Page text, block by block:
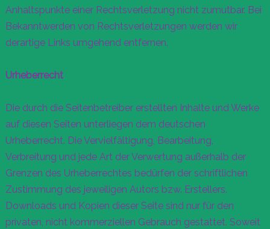
Anhaltspunkte einer Rechtsverletzung nicht zumutbar. Bei
Bekanntwerden von Rechtsverletzungen werden wir
derartige Links umgehend entfernen.
Urheberrecht
Die durch die Seitenbetreiber erstellten Inhalte und Werke
auf diesen Seiten unterliegen dem deutschen
Urheberrecht. Die Vervielfältigung, Bearbeitung,
Verbreitung und jede Art der Verwertung außerhalb der
Grenzen des Urheberrechtes bedürfen der schriftlichen
Zustimmung des jeweiligen Autors bzw. Erstellers.
Downloads und Kopien dieser Seite sind nur für den
privaten, nicht kommerziellen Gebrauch gestattet. Soweit